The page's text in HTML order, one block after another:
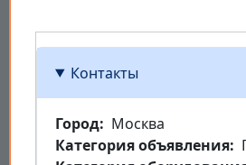
Контакты
Город
Москва
Категория объявления